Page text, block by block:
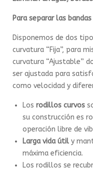
Para separar las
Disponemos de dos
curvatura “Fija”, para
curvatura “Ajustable”
ser ajustada para
como velocidad y
Los rodillos curvos
su construcción es
operación libre de
Larga vida útil y
máxima eficiencia.
Los rodillos se